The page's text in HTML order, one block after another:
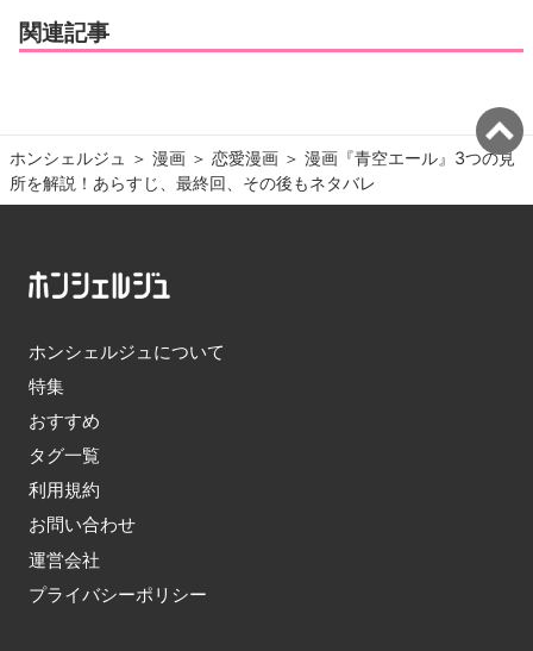
関連記事
ホンシェルジュ ＞ 漫画 ＞ 恋愛漫画 ＞ 漫画『青空エール』3つの見
所を解説！あらすじ、最終回、その後もネタバレ
ホンシェルジュについて
特集
おすすめ
タグ一覧
利用規約
お問い合わせ
運営会社
プライバシーポリシー